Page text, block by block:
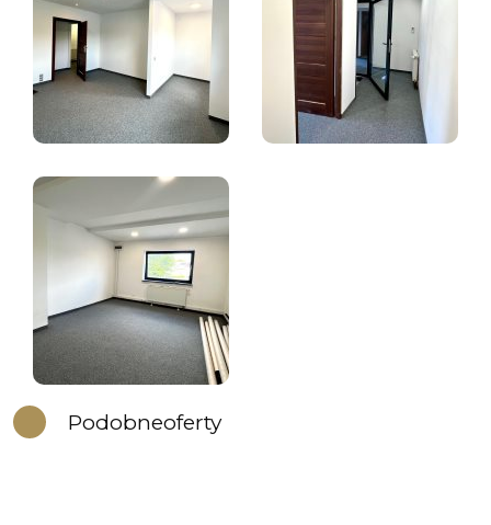
Podobneoferty